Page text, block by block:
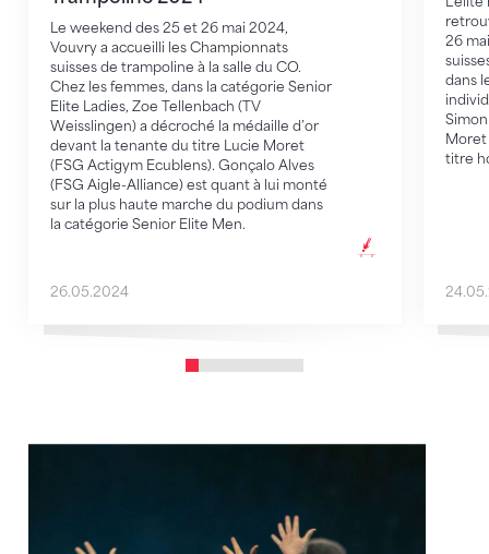
Le weekend des 25 et 26 mai 2024,
Vouvry a accueilli les Championnats
suisses de trampoline à la salle du CO.
Chez les femmes, dans la catégorie Senior
Elite Ladies, Zoe Tellenbach (TV
Weisslingen) a décroché la médaille d’or
devant la tenante du titre Lucie Moret
(FSG Actigym Ecublens). Gonçalo Alves
(FSG Aigle-Alliance) est quant à lui monté
sur la plus haute marche du podium dans
la catégorie Senior Elite Men.
26.05.2024
26
dans
Moret
titre